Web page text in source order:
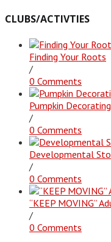
CLUBS/ACTIVTIES
Finding Your Roots
/
0 Comments
Pumpkin
/
0 Comments
Developmental
/
0 Comments
“KEEP MOVING”
/
0 Comments